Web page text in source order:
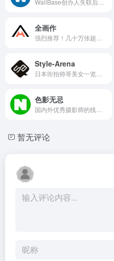
全画作
Style-Arena
色影无忌
暂无评论